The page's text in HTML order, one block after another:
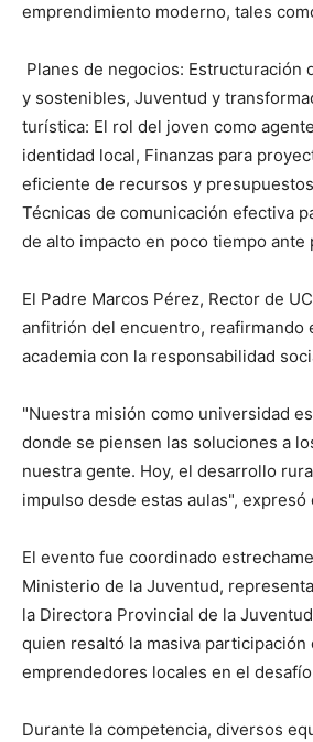
emprendimiento moderno, tales
Planes de negocios: Estructuración
y sostenibles, Juventud y
turística: El rol del joven como
identidad local, Finanzas para
eficiente de recursos y
Técnicas de comunicación efectiva
de alto impacto en poco tiempo
El Padre Marcos Pérez, Rector de
anfitrión del encuentro, reafirmando
academia con la responsabilidad
"Nuestra misión como universidad
donde se piensen las soluciones a
nuestra gente. Hoy, el desarrollo
impulso desde estas aulas", expresó
El evento fue coordinado
Ministerio de la Juventud,
la Directora Provincial de la
quien resaltó la masiva participación
emprendedores locales en el
Durante la competencia, diversos